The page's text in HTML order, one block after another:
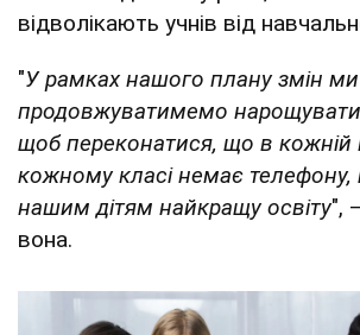
відволікають учнів від
"У рамках нашого плану змін ми
продовжуватимемо нарощувати
щоб переконатися, що в кожній
кожному класі немає
нашим дітям найкращу освіту",
вона.